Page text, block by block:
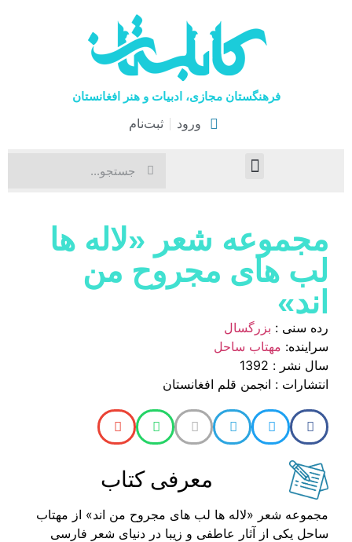
فرهنگستان مجازی، ادبیات و هنر افغانستان
ورود ثبت‌نام
مجموعه شعر «لاله ها
لب های مجروح من
اند»
رده سنی : بزرگسال
سراینده: مهتاب ساحل
سال نشر : 1392
انتشارات : انجمن قلم افغانستان
معرفی کتاب
مجموعه شعر «لاله ها لب های مجروح من اند» از مهتاب
ساحل یکی از آثار عاطفی و زیبا در دنیای شعر فارسی